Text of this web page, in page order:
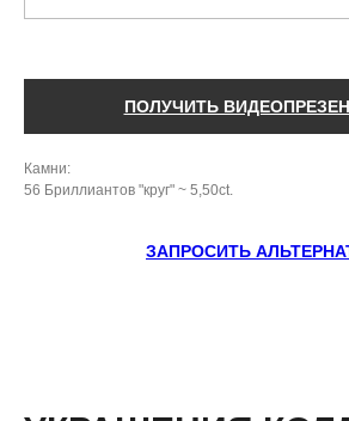
ПОЛУЧИТЬ
Камни:
56 Бриллиантов "круг" ~ 5,50ct.
ЗАПРОСИТЬ